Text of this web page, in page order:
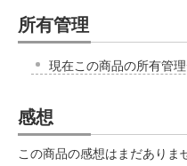
所有管理
現在この商品の所有管
感想
この商品の感想はまだありま